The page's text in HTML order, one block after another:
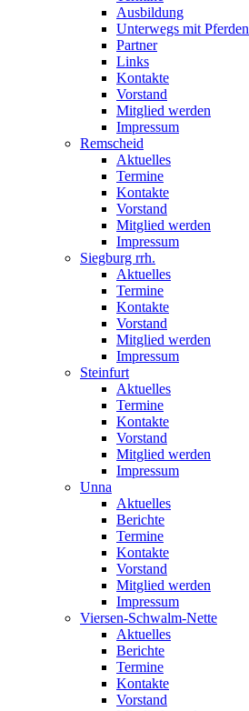
Ausbildung
Unterwegs mit Pferden
Partner
Links
Kontakte
Vorstand
Mitglied werden
Impressum
Remscheid
Aktuelles
Termine
Kontakte
Vorstand
Mitglied werden
Impressum
Siegburg rrh.
Aktuelles
Termine
Kontakte
Vorstand
Mitglied werden
Impressum
Steinfurt
Aktuelles
Termine
Kontakte
Vorstand
Mitglied werden
Impressum
Unna
Aktuelles
Berichte
Termine
Kontakte
Vorstand
Mitglied werden
Impressum
Viersen-Schwalm-Nette
Aktuelles
Berichte
Termine
Kontakte
Vorstand